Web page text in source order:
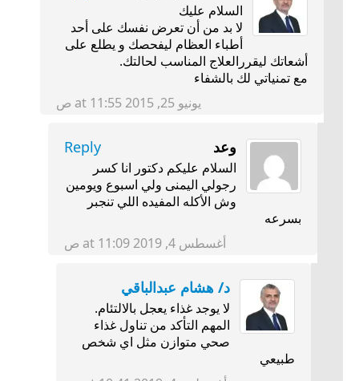
السلام عليك
لا بد من أن تعرض نفسك على أحد
أطباء العظام ليفحصك و يطلع على
أشعاتك ليقررالعلاج المناسب لحالتك.
مع تمنياتي لك بالشفاء
يونيو 25, 2015 at 11:55 ص
وعد Reply
السلام عليكم دكتور انا كسر
رجولي اليمنى ولي اسبوع ويومين
وش الأكله المفيده اللي تنجبر
بسرعه
أغسطس 4, 2019 at 11:09 ص
د/ هشام عبدالباقي
لا يوجد غذاء يعجل بالالتئام.
المهم التأكد من تناول غذاء
صحي متوازن مثل اي شخص
طبيعي